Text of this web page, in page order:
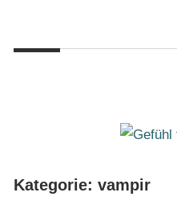
springen
Gefühl
für
Kategorie: vampir